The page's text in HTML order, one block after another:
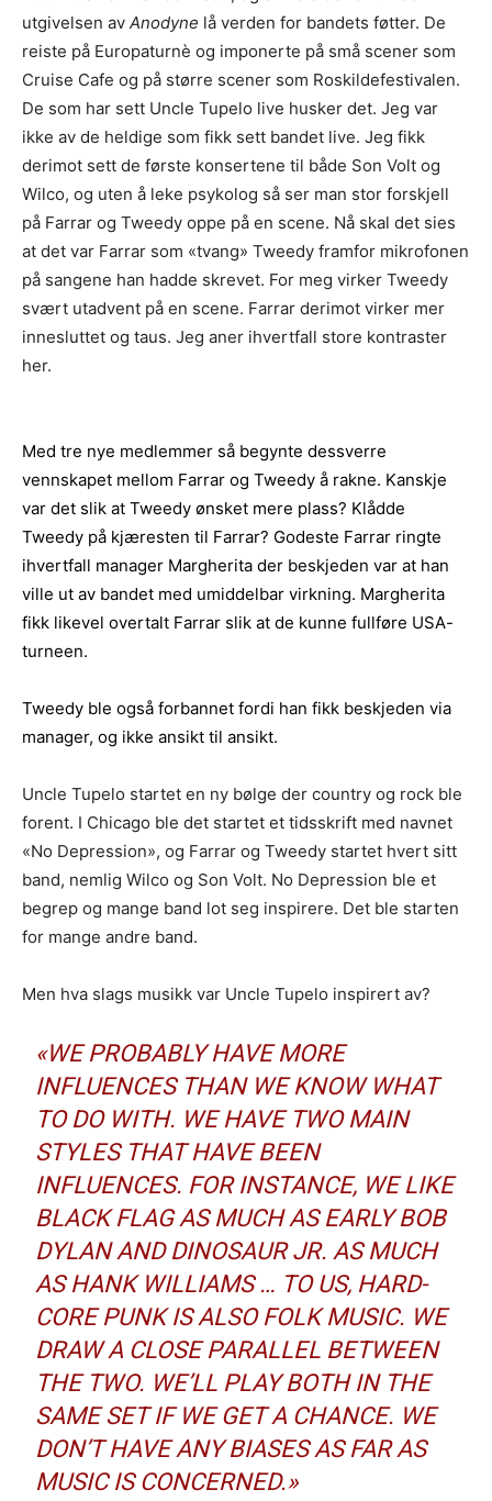
Ønsker du omtale på Dust of Daylight?
utgivelsen av Anodyne lå verden for bandets føtter. De
reiste på Europaturnè og imponerte på små scener som
Cruise Cafe og på større scener som Roskildefestivalen.
De som har sett Uncle Tupelo live husker det. Jeg var
ikke av de heldige som fikk sett bandet live. Jeg fikk
derimot sett de første konsertene til både Son Volt og
Wilco, og uten å leke psykolog så ser man stor forskjell
på Farrar og Tweedy oppe på en scene. Nå skal det sies
at det var Farrar som «tvang» Tweedy framfor mikrofonen
på sangene han hadde skrevet. For meg virker Tweedy
svært utadvent på en scene. Farrar derimot virker mer
innesluttet og taus. Jeg aner ihvertfall store kontraster
her.
Med tre nye medlemmer så begynte dessverre
vennskapet mellom Farrar og Tweedy å rakne. Kanskje
var det slik at Tweedy ønsket mere plass? Klådde
Tweedy på kjæresten til Farrar? Godeste Farrar ringte
ihvertfall manager Margherita der beskjeden var at han
ville ut av bandet med umiddelbar virkning. Margherita
fikk likevel overtalt Farrar slik at de kunne fullføre USA-
turneen.
Tweedy ble også forbannet fordi han fikk beskjeden via
manager, og ikke ansikt til ansikt.
Uncle Tupelo startet en ny bølge der country og rock ble
forent. I Chicago ble det startet et tidsskrift med navnet
«No Depression», og Farrar og Tweedy startet hvert sitt
band, nemlig Wilco og Son Volt. No Depression ble et
begrep og mange band lot seg inspirere. Det ble starten
for mange andre band.
Men hva slags musikk var Uncle Tupelo inspirert av?
«WE PROBABLY HAVE MORE
INFLUENCES THAN WE KNOW WHAT
TO DO WITH. WE HAVE TWO MAIN
STYLES THAT HAVE BEEN
INFLUENCES. FOR INSTANCE, WE LIKE
BLACK FLAG AS MUCH AS EARLY BOB
DYLAN AND DINOSAUR JR. AS MUCH
AS HANK WILLIAMS … TO US, HARD-
CORE PUNK IS ALSO FOLK MUSIC. WE
DRAW A CLOSE PARALLEL BETWEEN
THE TWO. WE’LL PLAY BOTH IN THE
SAME SET IF WE GET A CHANCE. WE
DON’T HAVE ANY BIASES AS FAR AS
MUSIC IS CONCERNED.»